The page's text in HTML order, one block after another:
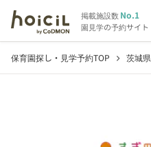
掲載施設数No.1
園見学の予約サイト
保育園探し・見学予約TOP chevron_right 茨城県